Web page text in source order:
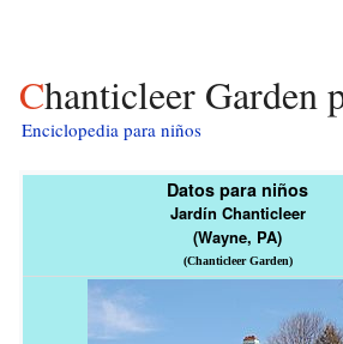
Chanticleer Garden
Enciclopedia para niños
Datos para niños
Jardín Chanticleer
(Wayne, PA)
(Chanticleer Garden)